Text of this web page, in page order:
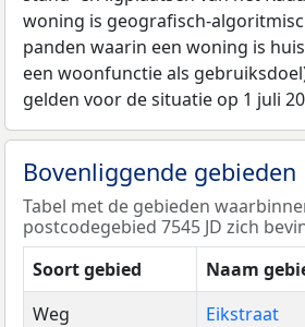
woning is geografisch-
panden waarin een woning is
een woonfunctie als
gelden voor de situatie op 1 juli
Bovenliggende gebieden
Tabel met de gebieden
postcodegebied 7545 JD zich
Soort gebied
Naam
Weg
Eikstraat